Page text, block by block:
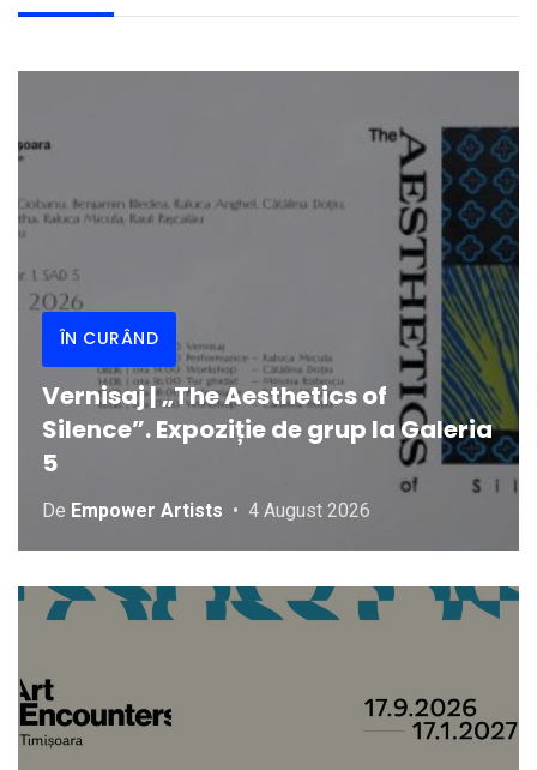
ÎN CURÂND
Vernisaj | „The Aesthetics of
Silence”. Expoziție de grup la Galeria
5
De Empower Artists 4 August 2026